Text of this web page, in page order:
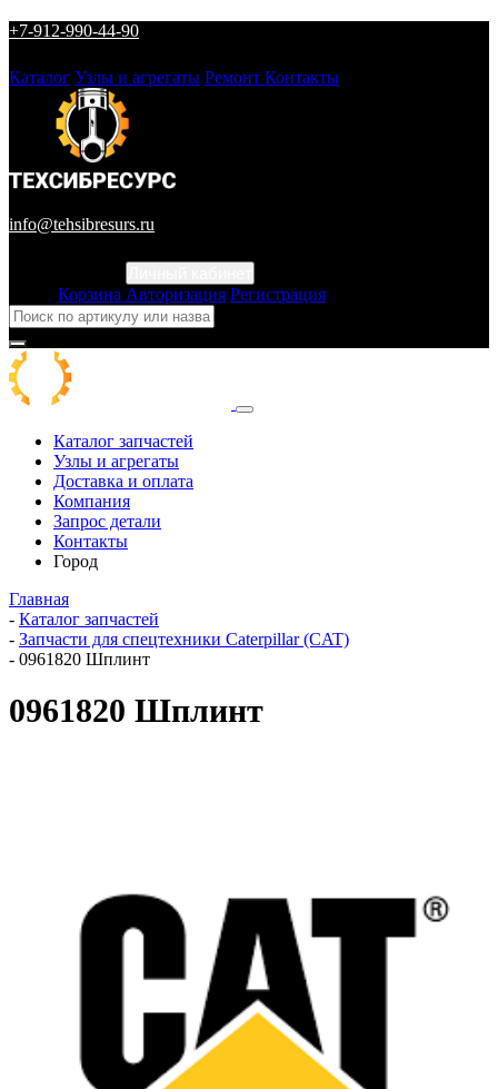
+7-912-990-44-90
Каталог Узлы и агрегаты Ремонт Контакты
info@tehsibresurs.ru
Корзина Авторизация Регистрация
Каталог запчастей
Узлы и агрегаты
Доставка и оплата
Компания
Запрос детали
Контакты
Город
Главная
- Каталог запчастей
- Запчасти для спецтехники Caterpillar (CAT)
- 0961820 Шплинт
0961820 Шплинт